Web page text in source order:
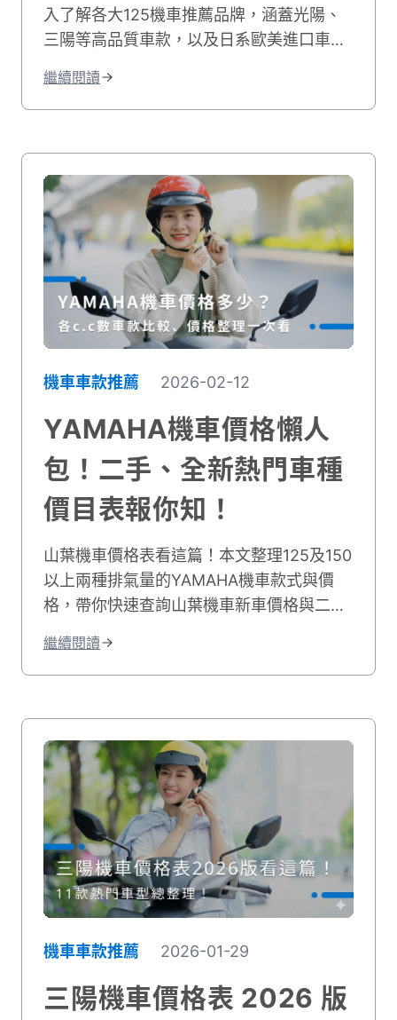
入了解各大125機車推薦品牌，涵蓋光陽、
三陽等高品質車款，以及日系歐美進口車與
車125推薦型號！
繼續閱讀
機車車款推薦 2026-02-12
YAMAHA機車價格懶人
包！二手、全新熱門車種
價目表報你知！
山葉機車價格表看這篇！本文整理125及150
以上兩種排氣量的YAMAHA機車款式與價
格，帶你快速查詢山葉機車新車價格與二手
你用合理價格找到適合的車款！
繼續閱讀
機車車款推薦 2026-01-29
三陽機車價格表 2026 版